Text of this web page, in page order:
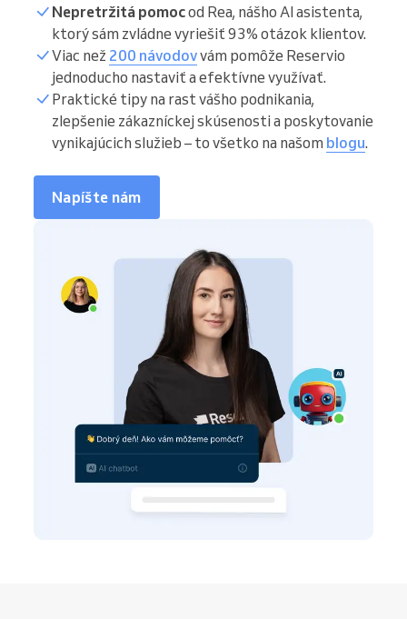
Nepretržitá pomocod Rea, nášho AI asistenta,
ktorý sám zvládne vyriešiť 93% otázok klientov.
Viac než 200 návodovvám pomôže Reservio
jednoducho nastaviť a efektívne využívať.
Praktické tipy na rast vášho podnikania,
zlepšenie zákazníckej skúsenosti a poskytovanie
vynikajúcich služieb – to všetko na našom blogu.
Napíšte nám